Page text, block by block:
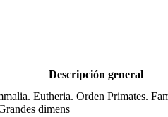
Descripción general
Eutheria. Orden Primates.
dimens